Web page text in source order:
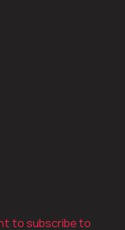
to subscribe to